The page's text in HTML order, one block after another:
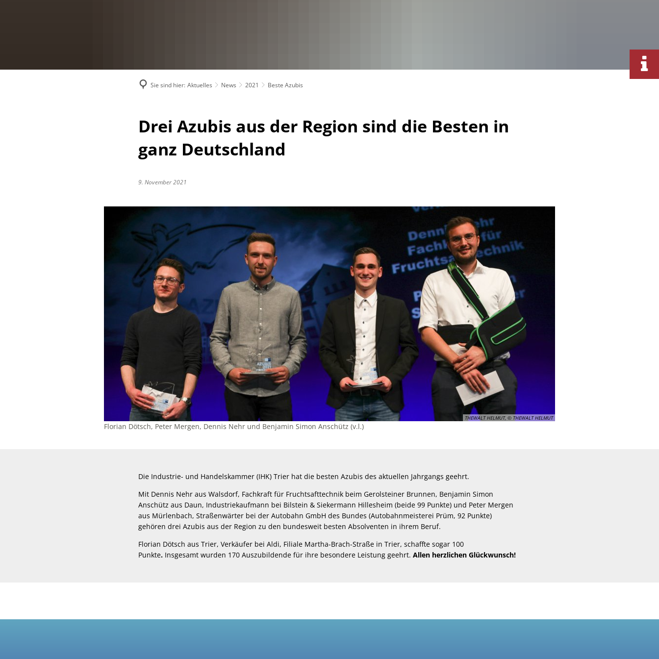
Sie sind hier: Aktuelles News 2021 Beste Azubis
Drei Azubis aus der Region sind die Besten in
ganz Deutschland
9. November 2021
THEWALT HELMUT, © THEWALT HELMUT
Florian Dötsch, Peter Mergen, Dennis Nehr und Benjamin Simon Anschütz (v.l.)
Die Industrie- und Handelskammer (IHK) Trier hat die besten Azubis des aktuellen Jahrgangs geehrt.
Mit Dennis Nehr aus Walsdorf, Fachkraft für Fruchtsafttechnik beim Gerolsteiner Brunnen, Benjamin Simon
Anschütz aus Daun, Industriekaufmann bei Bilstein & Siekermann Hillesheim (beide 99 Punkte) und Peter Mergen
aus Mürlenbach, Straßenwärter bei der Autobahn GmbH des Bundes (Autobahnmeisterei Prüm, 92 Punkte)
gehören drei Azubis aus der Region zu den bundesweit besten Absolventen in ihrem Beruf.
Florian Dötsch aus Trier, Verkäufer bei Aldi, Filiale Martha-Brach-Straße in Trier, schaffte sogar 100
Punkte. Insgesamt wurden 170 Auszubildende für ihre besondere Leistung geehrt. Allen herzlichen Glückwunsch!